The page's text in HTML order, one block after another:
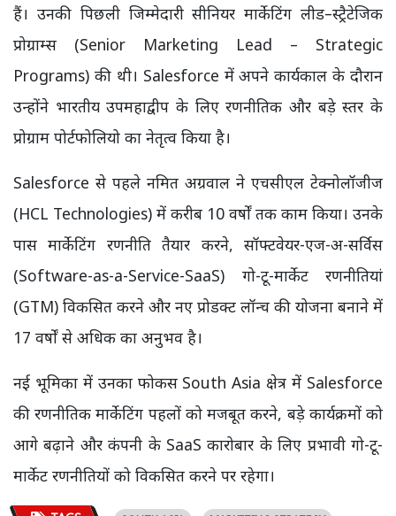
हैं। उनकी पिछली जिम्मेदारी सीनियर मार्केटिंग लीड–स्ट्रैटेजिक
प्रोग्राम्स (Senior Marketing Lead – Strategic
Programs) की थी। Salesforce में अपने कार्यकाल के दौरान
उन्होंने भारतीय उपमहाद्वीप के लिए रणनीतिक और बड़े स्तर के
प्रोग्राम पोर्टफोलियो का नेतृत्व किया है।
Salesforce से पहले नमित अग्रवाल ने एचसीएल टेक्नोलॉजीज
(HCL Technologies) में करीब 10 वर्षों तक काम किया। उनके
पास मार्केटिंग रणनीति तैयार करने, सॉफ्टवेयर-एज-अ-सर्विस
(Software-as-a-Service-SaaS) गो-टू-मार्केट रणनीतियां
(GTM) विकसित करने और नए प्रोडक्ट लॉन्च की योजना बनाने में
17 वर्षों से अधिक का अनुभव है।
नई भूमिका में उनका फोकस South Asia क्षेत्र में Salesforce
की रणनीतिक मार्केटिंग पहलों को मजबूत करने, बड़े कार्यक्रमों को
आगे बढ़ाने और कंपनी के SaaS कारोबार के लिए प्रभावी गो-टू-
मार्केट रणनीतियों को विकसित करने पर रहेगा।